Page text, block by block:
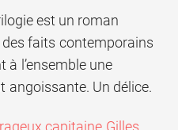
est un roman
faits contemporains
à l’ensemble une
angoissante. Un délice.
capitaine Gilles